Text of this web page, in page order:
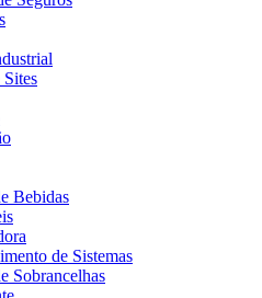
Bebidas
de Sistemas
Sobrancelhas